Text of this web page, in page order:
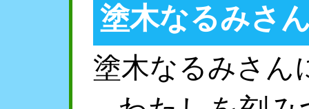
塗木なるみさ
塗木なるみさん